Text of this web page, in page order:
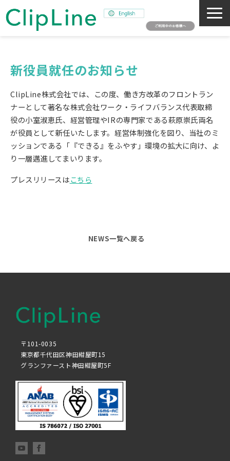
事業紹介
ニュース
サステナビリティ
採用情報
SNAPSHOT
新役員就任のお知らせ
ClipLine株式会社では、この度、働き方改革のフロントラン
ナーとして著名な株式会社ワーク・ライフバランス代表取締
役の小室淑恵氏、経営管理やIRの専門家である萩原崇氏両名
が役員として新任いたします。経営体制強化を図り、当社のミ
ッションである「『できる』をふやす」環境の拡大に向け、よ
り一層邁進してまいります。
プレスリリースはこちら
NEWS一覧へ戻る
〒101-0035
東京都千代田区神田紺屋町15
グランファースト神田紺屋町5F